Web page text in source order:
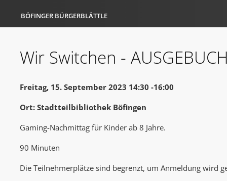
BÖFINGER BÜRGERBLÄTTLE
Wir Switchen -
Freitag, 15. September 2023 14:30 -16:00
Ort: Stadtteilbibliothek Böfingen
Gaming-Nachmittag für Kinder ab 8 Jahre.
90 Minuten
Die Teilnehmerplätze sind begrenzt, um Anmeldung wird